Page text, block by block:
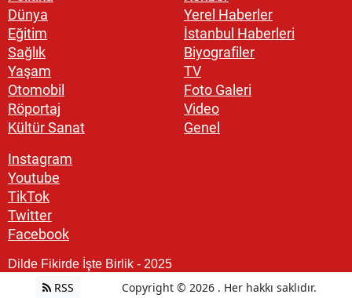
Dünya
Eğitim
Sağlık
Yaşam
Otomobil
Röportaj
Kültür Sanat
Yerel Haberler
İstanbul Haberleri
Biyografiler
TV
Foto Galeri
Video
Genel
Instagram
Youtube
TikTok
Twitter
Facebook
Dilde Fikirde İşte Birlik - 2025
RSS Copyright © 2026 . Her hakkı saklıdır.